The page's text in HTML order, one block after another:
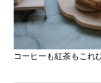
コーヒーも紅茶もこれ